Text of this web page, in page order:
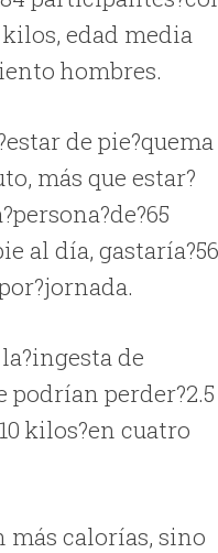
edad media
hombres.
de pie?quema
más que estar?
al día,
de
podrían perder?2.5
kilos?en cuatro
más calorías, sino